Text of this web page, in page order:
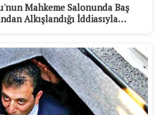
Mahkeme Salonunda Baş
Alkışlandığı İddiasıyla…